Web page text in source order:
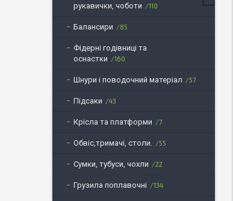
рукавички, чоботи
110
Балансири 85
Фідерні годівниці та
оснастки
160
Шнури і поводочний матеріал 57
Підсаки 43
Крісла та платформи 7
Обвіс,тримачі, столи. 55
Сумки, тубуси, чохли 22
Грузила поплавочні 134